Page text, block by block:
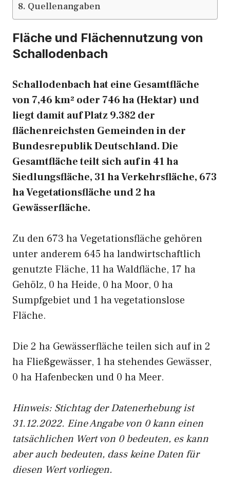
Quellenangaben
Fläche und Flächennutzung von
Schallodenbach
Schallodenbach hat eine Gesamtfläche
von 7,46 km² oder 746 ha (Hektar) und
liegt damit auf Platz 9.382 der
flächenreichsten Gemeinden in der
Bundesrepublik Deutschland. Die
Gesamtfläche teilt sich auf in 41 ha
Siedlungsfläche, 31 ha Verkehrsfläche, 673
ha Vegetationsfläche und 2 ha
Gewässerfläche.
Zu den 673 ha Vegetationsfläche gehören
unter anderem 645 ha landwirtschaftlich
genutzte Fläche, 11 ha Waldfläche, 17 ha
Gehölz, 0 ha Heide, 0 ha Moor, 0 ha
Sumpfgebiet und 1 ha vegetationslose
Fläche.
Die 2 ha Gewässerfläche teilen sich auf in 2
ha Fließgewässer, 1 ha stehendes Gewässer,
0 ha Hafenbecken und 0 ha Meer.
Hinweis: Stichtag der Datenerhebung ist
31.12.2022. Eine Angabe von 0 kann einen
tatsächlichen Wert von 0 bedeuten, es kann
aber auch bedeuten, dass keine Daten für
diesen Wert vorliegen.